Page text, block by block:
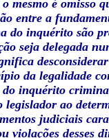
mesmo é omisso
entre a
do inquérito são
seja delegada
da legalidade
do inquérito
legislador ao
judiciais
violações desses